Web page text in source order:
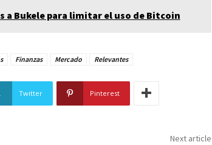
a Bukele para limitar el uso de Bitcoin
Finanzas Mercado Relevantes
Twitter Pinterest
Next article